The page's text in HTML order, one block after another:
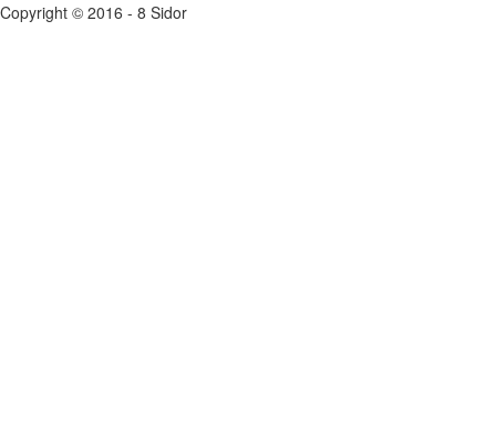
Copyright © 2016 - 8 Sidor